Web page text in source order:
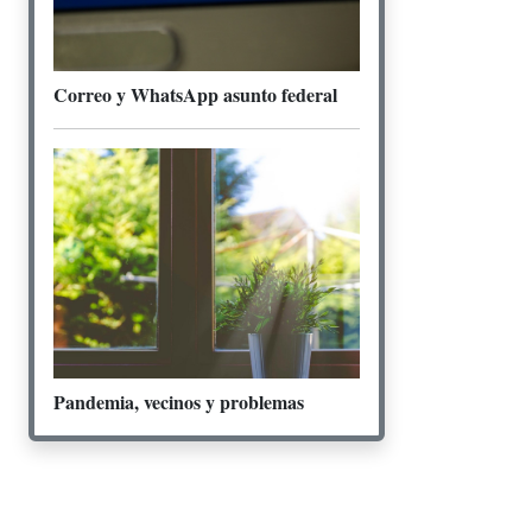
Correo y WhatsApp asunto federal
Pandemia, vecinos y problemas